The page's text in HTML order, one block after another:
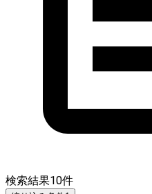
検索結果10件